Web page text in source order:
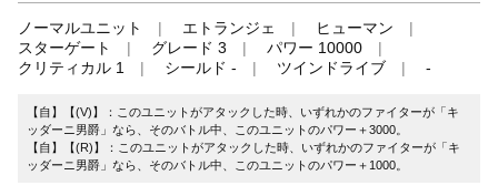
ノーマルユニット エトランジェ
ヒューマン
スターゲート
グレード 3
パワー 10000
クリティカル 1
シールド - ツインドライブ -
【自】【(V)】：このユニットがアタックした時、いずれかのファイターが「キ
ッダーニ男爵」なら、そのバトル中、このユニットのパワー＋3000。
【自】【(R)】：このユニットがアタックした時、いずれかのファイターが「キ
ッダーニ男爵」なら、そのバトル中、このユニットのパワー＋1000。